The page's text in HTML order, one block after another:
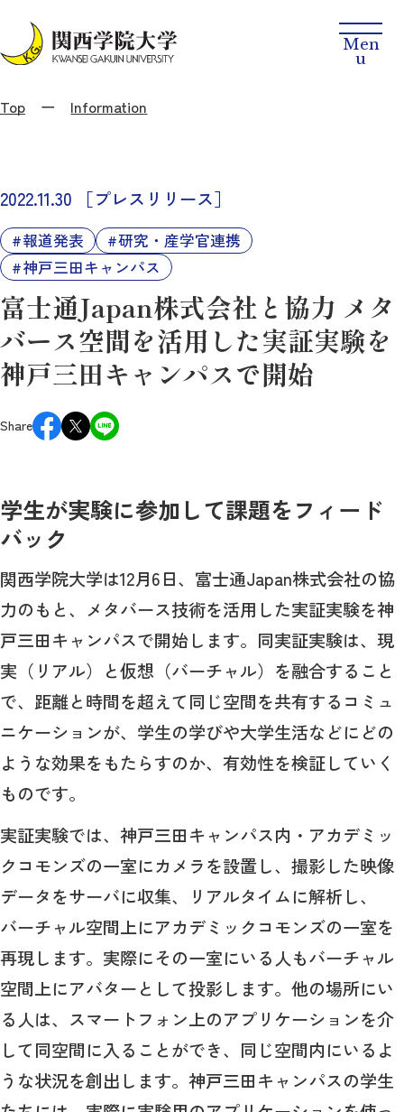
Top Information
2022.11.30 ［プレスリリース］
報道発表
研究・産学官連携
神戸三田キャンパス
富士通Japan株式会社と協力 メタ
バース空間を活用した実証実験を
神戸三田キャンパスで開始
Share
学生が実験に参加して課題をフィード
バック
関西学院大学は12月6日、富士通Japan株式会社の協
力のもと、メタバース技術を活用した実証実験を神
戸三田キャンパスで開始します。同実証実験は、現
実（リアル）と仮想（バーチャル）を融合すること
で、距離と時間を超えて同じ空間を共有するコミュ
ニケーションが、学生の学びや大学生活などにどの
ような効果をもたらすのか、有効性を検証していく
ものです。
実証実験では、神戸三田キャンパス内・アカデミッ
クコモンズの一室にカメラを設置し、撮影した映像
データをサーバに収集、リアルタイムに解析し、
バーチャル空間上にアカデミックコモンズの一室を
再現します。実際にその一室にいる人もバーチャル
空間上にアバターとして投影します。他の場所にい
る人は、スマートフォン上のアプリケーションを介
して同空間に入ることができ、同じ空間内にいるよ
うな状況を創出します。神戸三田キャンパスの学生